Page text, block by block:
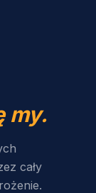
my.
cały